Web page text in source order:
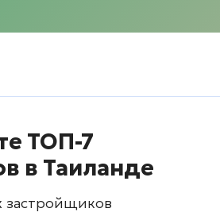
ТОП-7
в Таиланде
застройщиков